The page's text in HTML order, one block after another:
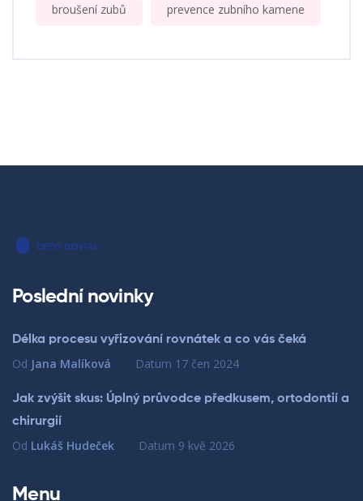
broušení zubů prevence zubního kamene
Poslední novinky
Délka procesu vyřizování rovnátek a co vás čeká
Od Jana Malíková Datum 17 čen 2024
Jak zvýšit skus: Úplný průvodce předkusem, ortodontií a
chirurgií
Od Lukáš Hudeček Datum 9 kvě 2026
Menu